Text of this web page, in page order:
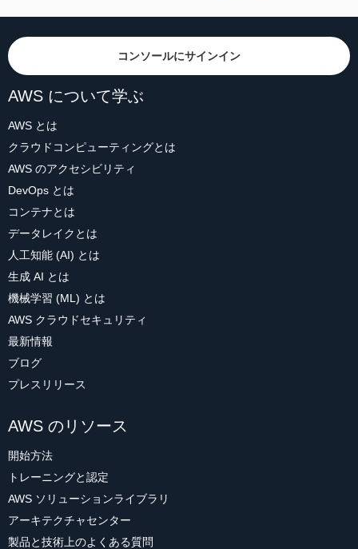
コンソールにサインイン
AWS について学ぶ
AWS とは
クラウドコンピューティングとは
AWS のアクセシビリティ
DevOps とは
コンテナとは
データレイクとは
人工知能 (AI) とは
生成 AI とは
機械学習 (ML) とは
AWS クラウドセキュリティ
最新情報
ブログ
プレスリリース
AWS のリソース
開始方法
トレーニングと認定
AWS ソリューションライブラリ
アーキテクチャセンター
製品と技術上のよくある質問